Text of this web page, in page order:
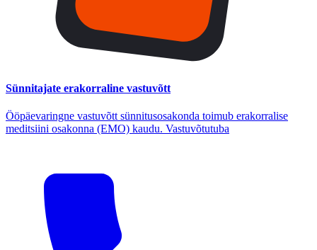
Sünnitajate erakorraline vastuvõtt
Ööpäevaringne vastuvõtt sünnitusosakonda toimub erakorralise
meditsiini osakonna (EMO) kaudu. Vastuvõtutuba